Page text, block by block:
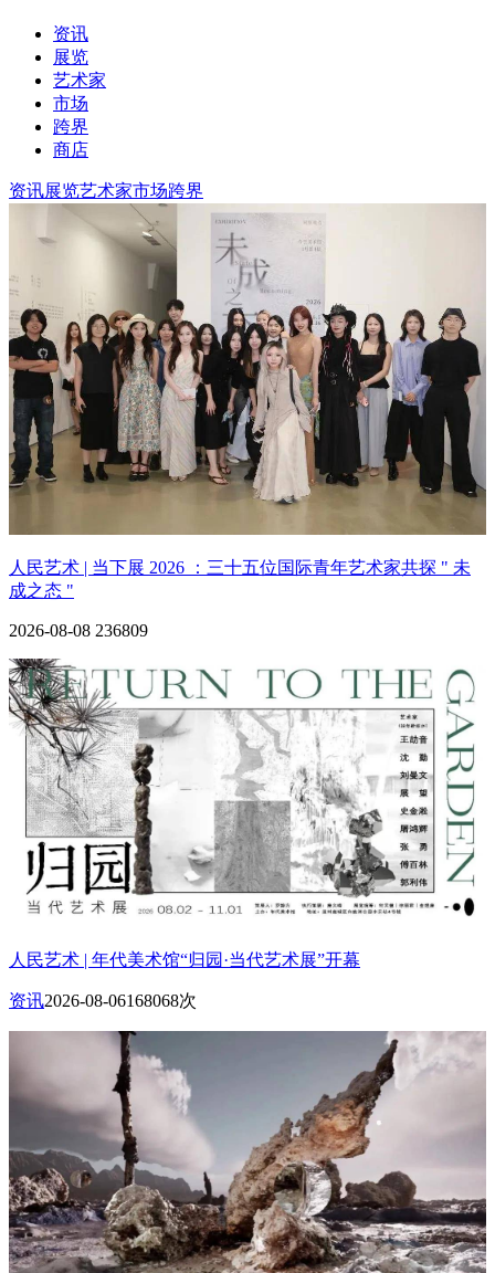
资讯
展览
艺术家
市场
跨界
商店
资讯展览艺术家市场跨界
人民艺术 | 当下展 2026 ：三十五位国际青年艺术家共探 " 未
成之态 "
2026-08-08 236809
人民艺术 | 年代美术馆“归园·当代艺术展”开幕
资讯2026-08-06168068次